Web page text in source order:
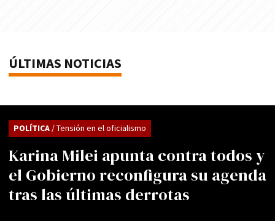
ÚLTIMAS NOTICIAS
Karina Milei apunta contra todos y
el Gobierno reconfigura su agenda
tras las últimas derrotas
POLÍTICA/ Tensión en el oficialismo